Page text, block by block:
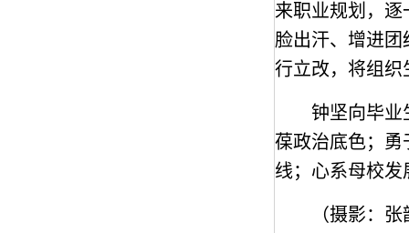
来职业规划，
脸出汗、增进
行立改，将组织
钟坚向毕业
葆政治底色；勇
线；心系母校
（摄影：张